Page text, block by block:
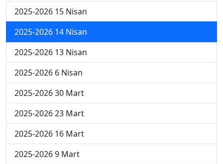
2025-2026 15 Nisan
2025-2026 14 Nisan
2025-2026 13 Nisan
2025-2026 6 Nisan
2025-2026 30 Mart
2025-2026 23 Mart
2025-2026 16 Mart
2025-2026 9 Mart